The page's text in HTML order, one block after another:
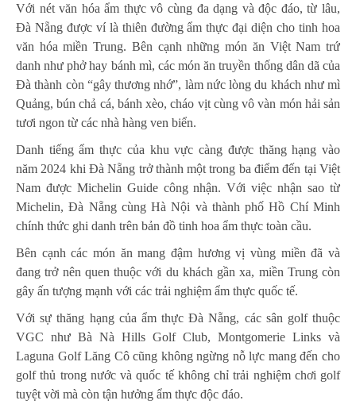
Với nét văn hóa ẩm thực vô cùng đa dạng và độc đáo, từ lâu,
Đà Nẵng được ví là thiên đường ẩm thực đại diện cho tinh hoa
văn hóa miền Trung. Bên cạnh những món ăn Việt Nam trứ
danh như phở hay bánh mì, các món ăn truyền thống dân dã của
Đà thành còn “gây thương nhớ”, làm nức lòng du khách như mì
Quảng, bún chả cá, bánh xèo, cháo vịt cùng vô vàn món hải sản
tươi ngon từ các nhà hàng ven biển.
Danh tiếng ẩm thực của khu vực càng được thăng hạng vào
năm 2024 khi Đà Nẵng trở thành một trong ba điểm đến tại Việt
Nam được Michelin Guide công nhận. Với việc nhận sao từ
Michelin, Đà Nẵng cùng Hà Nội và thành phố Hồ Chí Minh
chính thức ghi danh trên bản đồ tinh hoa ẩm thực toàn cầu.
Bên cạnh các món ăn mang đậm hương vị vùng miền đã và
đang trở nên quen thuộc với du khách gần xa, miền Trung còn
gây ấn tượng mạnh với các trải nghiệm ẩm thực quốc tế.
Với sự thăng hạng của ẩm thực Đà Nẵng, các sân golf thuộc
VGC như Bà Nà Hills Golf Club, Montgomerie Links và
Laguna Golf Lăng Cô cũng không ngừng nỗ lực mang đến cho
golf thủ trong nước và quốc tế không chỉ trải nghiệm chơi golf
tuyệt vời mà còn tận hưởng ẩm thực độc đáo.